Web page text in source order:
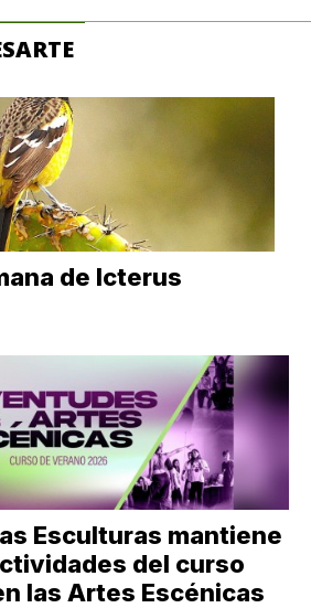
de Icterus
Esculturas mantiene
del curso
las Artes Escénicas